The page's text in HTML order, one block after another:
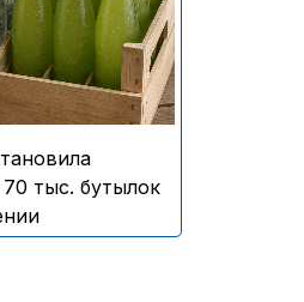
напитков
производства
тыс. бутылок